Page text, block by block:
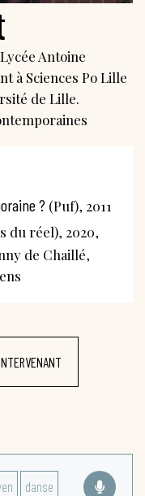
Antoine
à Sciences Po Lille
de Lille.
? (Puf), 2011
du réel), 2020,
de Chaillé,
danse